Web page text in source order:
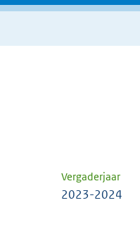
Vergaderjaar
2023-2024